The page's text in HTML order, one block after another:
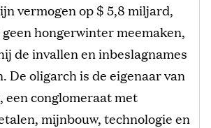
vermogen op $ 5,8 miljard,
hongerwinter meemaken,
de invallen en inbeslagnames
De oligarch is de eigenaar van
een conglomeraat met
mijnbouw, technologie en